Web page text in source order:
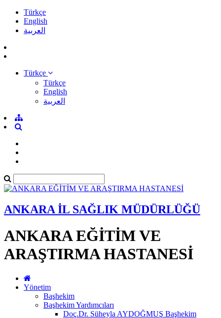
Türkçe
English
العربية
Türkçe
Türkçe
English
العربية
ANKARA İL SAĞLIK MÜDÜRLÜĞÜ
ANKARA EĞİTİM VE
ARAŞTIRMA HASTANESİ
Yönetim
Başhekim
Başhekim Yardımcıları
Doç.Dr. Süheyla AYDOĞMUŞ Başhekim